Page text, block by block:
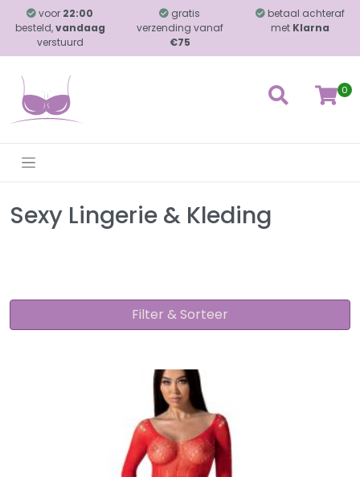
voor 22:00
besteld,vandaag
verstuurd
gratis
verzending vanaf
€75
betaal achteraf
met Klarna
0
Sexy Lingerie & Kleding
Filter & Sorteer